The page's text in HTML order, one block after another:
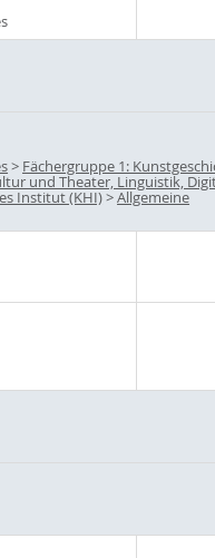
> Fächergruppe 1:
und Theater, Linguistik,
Institut (KHI)>Allgemeine